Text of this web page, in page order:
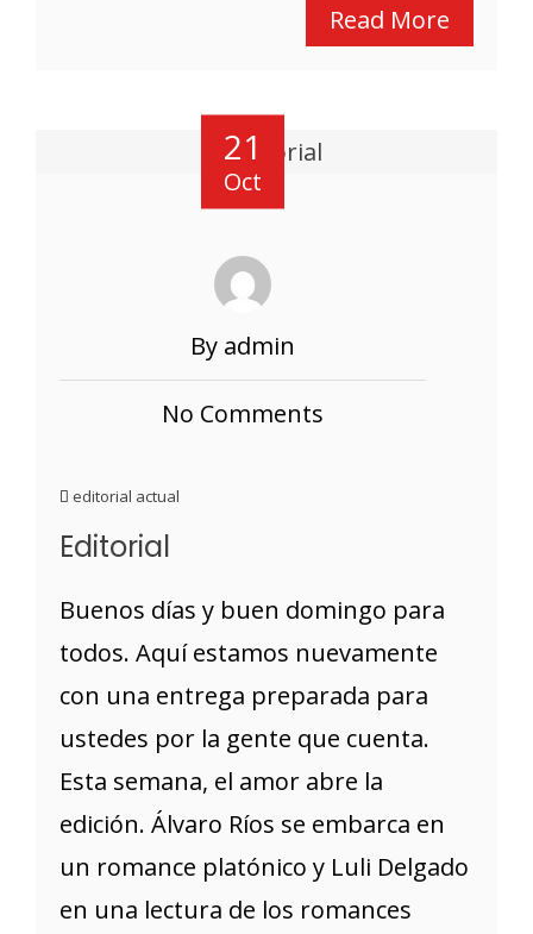
Read More
21
Oct
By admin
No Comments
editorial actual
Editorial
Buenos días y buen domingo para
todos. Aquí estamos nuevamente
con una entrega preparada para
ustedes por la gente que cuenta.
Esta semana, el amor abre la
edición. Álvaro Ríos se embarca en
un romance platónico y Luli Delgado
en una lectura de los romances